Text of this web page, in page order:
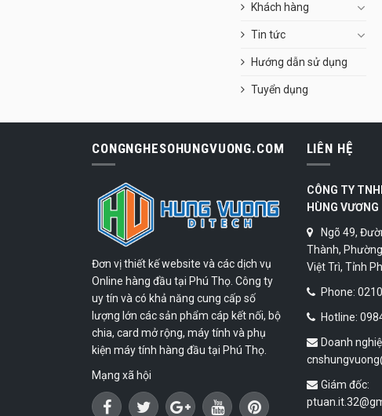
Khách hàng
Tin tức
Hướng dẫn sử dụng
Tuyển dụng
CONGNGHESOHUNGVUONG.COM
Đơn vị thiết kế website và các dịch vụ
Online hàng đầu tại Phú Thọ. Công ty
uy tín và có khả năng cung cấp số
lượng lớn các sản phẩm cáp kết nối, bộ
chia, card mở rộng, máy tính và phụ
kiện máy tính hàng đầu tại Phú Thọ.
Mạng xã hội
LIÊN HỆ
CÔNG TY
HÙNG VƯƠNG
Ngõ 49,
Thành,
Việt Trì, Tỉnh
Phone:
Hotline:
Doanh
Giám đốc: